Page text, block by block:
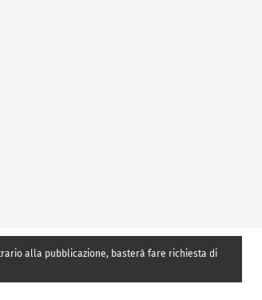
alla pubblicazione, basterà fare richiesta di